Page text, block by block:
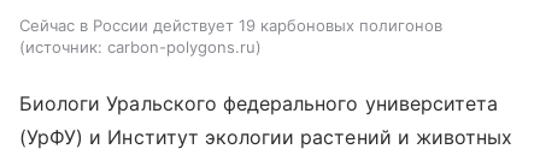
Сейчас в России действует 19 карбоновых полигонов
источник: carbon-polygons.ru
Биологи Уральского федерального университета
(УрФУ) и Институт экологии растений и животных